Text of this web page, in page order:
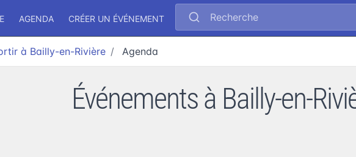
AGENDA CRÉER UN ÉVÉNEMENT Recherche
à Bailly-en-Rivière Agenda
Événements à Bailly-en-